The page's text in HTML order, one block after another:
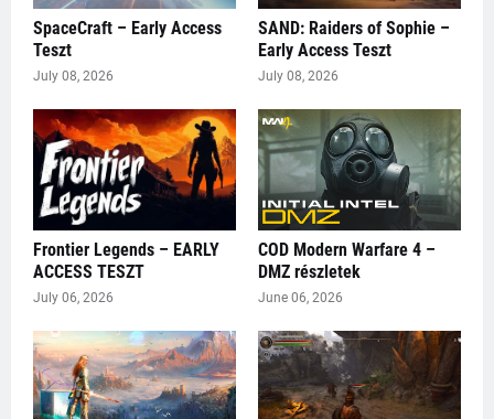
SpaceCraft – Early Access
Teszt
July 08, 2026
SAND: Raiders of Sophie –
Early Access Teszt
July 08, 2026
Frontier Legends – EARLY
ACCESS TESZT
July 06, 2026
COD Modern Warfare 4 –
DMZ részletek
June 06, 2026